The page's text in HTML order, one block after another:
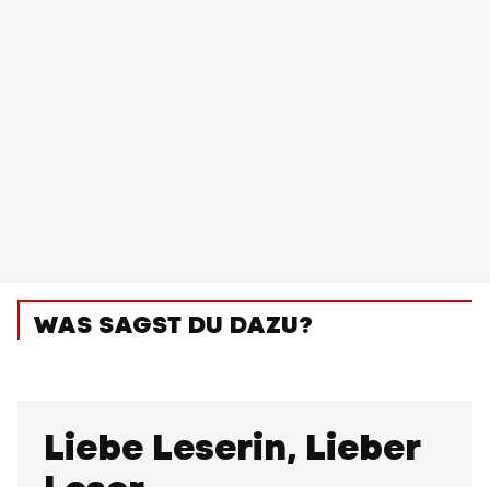
WAS SAGST DU DAZU?
Liebe Leserin, Lieber